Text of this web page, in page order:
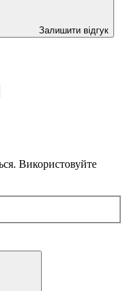
Залишити відгук
Використовуйте